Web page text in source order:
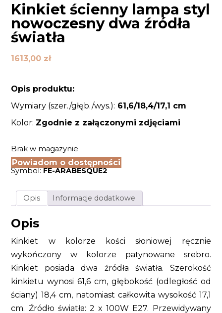
Kinkiet ścienny lampa styl
nowoczesny dwa źródła
światła
1613,00 zł
Opis produktu:
Wymiary (szer./głęb./wys.): 61,6/18,4/17,1 cm
Kolor: Zgodnie z załączonymi zdjęciami
Brak w magazynie
Powiadom o dostępności
Symbol:FE-ARABESQUE2
Opis Informacje dodatkowe
Opis
Kinkiet w kolorze kości słoniowej ręcznie
wykończony w kolorze patynowane srebro.
Kinkiet posiada dwa źródła światła. Szerokość
kinkietu wynosi 61,6 cm, głębokość (odległość od
ściany) 18,4 cm, natomiast całkowita wysokość 17,1
cm. Źródło światła: 2 x 100W E27. Przewidywany